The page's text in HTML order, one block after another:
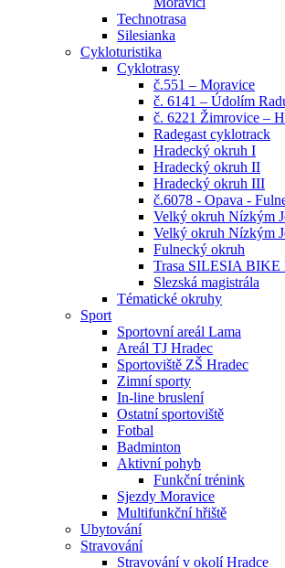
Technotrasa
Silesianka
Cykloturistika
Cyklotrasy
č.551 – Moravice
č. 6141 – Údolím
č. 6221 Žimrovice –
Radegast cyklotrack
Hradecký okruh I
Hradecký okruh II
Hradecký okruh III
č.6078 - Opava -
Velký okruh Nízkým
Velký okruh Nízkým
Fulnecký okruh
Trasa SILESIA
Slezská magistrála
Tématické okruhy
Sport
Sportovní areál Lama
Areál TJ Hradec
Sportoviště ZŠ Hradec
Zimní sporty
In-line bruslení
Ostatní sportoviště
Fotbal
Badminton
Aktivní pohyb
Funkční trénink
Sjezdy Moravice
Multifunkční hřiště
Ubytování
Stravování
Stravování v okolí Hradce